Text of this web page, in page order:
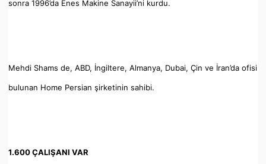
sonra 1996’da Enes Makine Sanayii’ni kurdu.
Mehdi Shams de, ABD, İngiltere, Almanya, Dubai, Çin ve İran’da ofisi
bulunan Home Persian şirketinin sahibi.
1.600 ÇALIŞANI VAR